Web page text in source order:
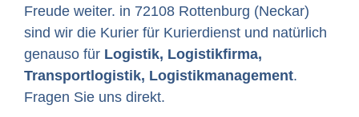
Freude weiter. in 72108 Rottenburg (Neckar)
sind wir die Kurier für Kurierdienst und natürlich
genauso für Logistik, Logistikfirma,
Transportlogistik, Logistikmanagement.
Fragen Sie uns direkt.